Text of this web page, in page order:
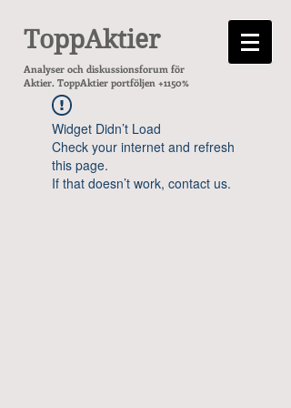
ToppAktier
Analyser och diskussionsforum för
Aktier. ToppAktier portföljen +1150%
Widget Didn’t Load
Check your internet and refresh
this page.
If that doesn’t work, contact us.